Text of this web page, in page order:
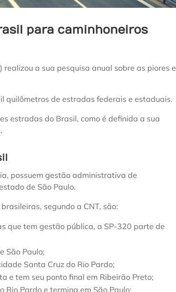
para caminhoneiros
a sua pesquisa anual sobre as piores e
quilômetros de estradas federais e estaduais.
estradas do Brasil, como é definida a sua
possuem gestão administrativa de
de São Paulo.
segundo a CNT, são:
que tem gestão pública, a SP-320 parte de
São Paulo;
Santa Cruz do Rio Pardo;
e tem seu ponto final em Ribeirão Preto;
Rio Pardo e termina em São Paulo;